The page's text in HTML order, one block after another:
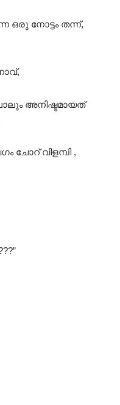
ഒരു നോട്ടം തന്ന്,
അനിഷ്ടമായത്
ചോറ് വിളമ്പി ,